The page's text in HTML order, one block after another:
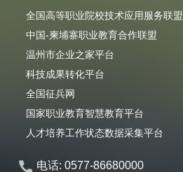
全国高等职业院校技术应用服务联盟
中国-柬埔寨职业教育合作联盟
温州市企业之家平台
科技成果转化平台
全国征兵网
国家职业教育智慧教育平台
人才培养工作状态数据采集平台
电话: 0577-86680000